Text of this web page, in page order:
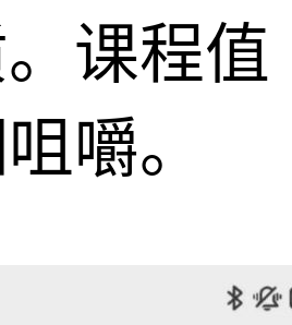
课程值
嚼。